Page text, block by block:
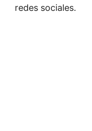
redes sociales.